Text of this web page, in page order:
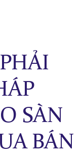
SÀN
BÁN